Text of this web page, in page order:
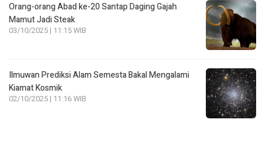
Orang-orang Abad ke-20 Santap Daging Gajah
Mamut Jadi Steak
03/10/2025 | 11:15 WIB
Ilmuwan Prediksi Alam Semesta Bakal Mengalami
Kiamat Kosmik
02/10/2025 | 11:16 WIB